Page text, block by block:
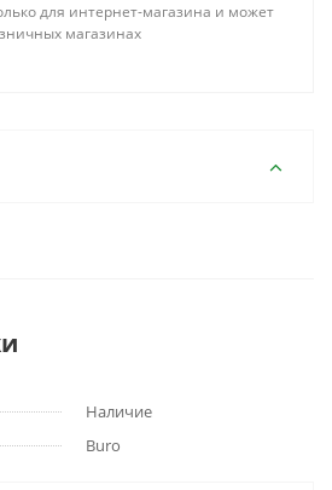
для интернет-магазина и может
магазинах
Наличие
Buro